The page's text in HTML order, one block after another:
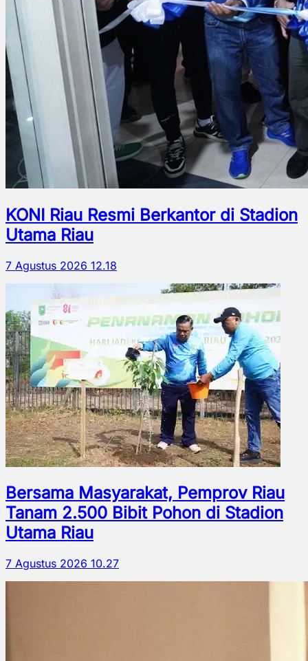
KONI Riau Resmi Berkantor di Stadion
Utama Riau
7 Agustus 2026 12.18
Bersama Masyarakat, Pemprov Riau
Tanam 2.500 Bibit Pohon di Stadion
Utama Riau
7 Agustus 2026 10.27